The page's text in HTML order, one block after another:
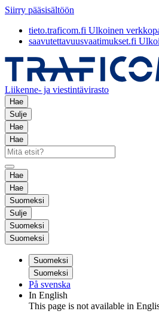
Siirry pääsisältöön
tieto.traficom.fi Ulkoinen
saavutettavuusvaatimukset.fi
Liikenne- ja viestintävirasto
Hae
Sulje
Hae
Hae
Hae
Hae
Suomeksi
Sulje
Suomeksi
Suomeksi
Suomeksi
Suomeksi
På svenska
In English
This page is not available in